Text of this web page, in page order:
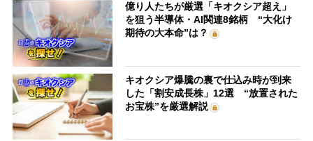
億り人たちが厳選「キオクシア超え」
を狙う半導体・AI関連8銘柄 “大化け
期待の大本命”は？
キオクシア爆騰の裏で仕込み時が到来
した「割安成長株」12選 “放置された
お宝株”を厳選解説